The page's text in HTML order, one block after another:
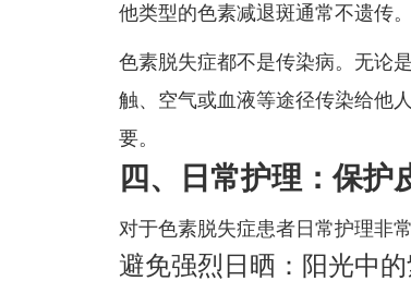
他类型的色素减退斑通常不遗传。
色素脱失症都不是传染病。无论
触、空气或血液等途径传染给他
要。
四、日常护理：保护
对于色素脱失症患者日常护理非
避免强烈日晒：阳光中